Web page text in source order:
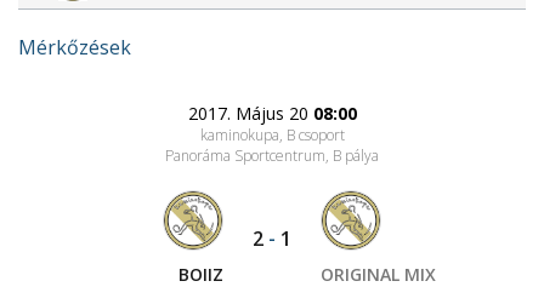
Mérkőzések
2017. Május 20 08:00
kaminokupa, B csoport
Panoráma Sportcentrum, B pálya
BOIIZ
2 - 1
ORIGINAL MIX